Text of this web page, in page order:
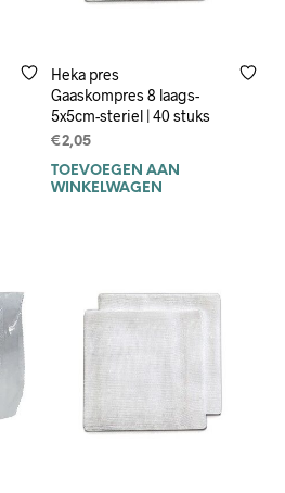
Heka pres
Gaaskompres 8 laags-
5x5cm-steriel | 40 stuks
€2,05
TOEVOEGEN AAN
WINKELWAGEN